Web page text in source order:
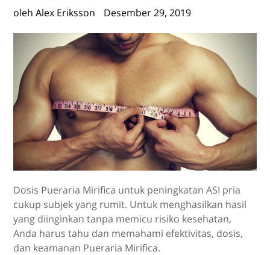
oleh Alex Eriksson Desember 29, 2019
Dosis Pueraria Mirifica untuk peningkatan ASI pria
cukup subjek yang rumit. Untuk menghasilkan hasil
yang diinginkan tanpa memicu risiko kesehatan,
Anda harus tahu dan memahami efektivitas, dosis,
dan keamanan Pueraria Mirifica.